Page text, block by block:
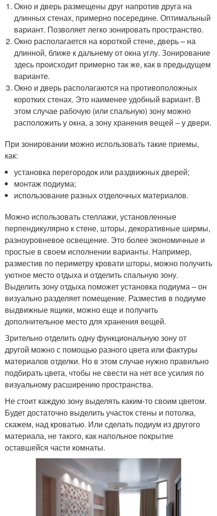
Окно и дверь размещены друг напротив друга на
длинных стенах, примерно посередине. Оптимальный
вариант. Позволяет легко зонировать пространство.
Окно располагается на короткой стене, дверь – на
длинной, ближе к дальнему от окна углу. Зонирование
здесь происходит примерно так же, как в предыдущем
варианте.
Окно и дверь располагаются на противоположных
коротких стенах. Это наименее удобный вариант. В
этом случае рабочую (или спальную) зону можно
расположить у окна, а зону хранения вещей – у двери.
При зонировании можно использовать такие приемы,
как:
установка перегородок или раздвижных дверей;
монтаж подиума;
использование разных отделочных материалов.
Можно использовать стеллажи, установленные
перпендикулярно к стене, шторы, декоративные ширмы,
разноуровневое освещение. Это более экономичные и
простые в своем исполнении варианты. Например,
разместив по периметру кровати шторы, можно получить
уютное место отдыха и отделить спальную зону.
Выделить зону отдыха поможет установка подиума – он
визуально разделяет помещение. Разместив в подиуме
выдвижные ящики, можно еще и получить
дополнительное место для хранения вещей.
Зрительно отделить одну функциональную зону от
другой можно с помощью разного цвета или фактуры
материалов отделки. Но в этом случае нужно правильно
подбирать цвета, чтобы не свести на нет все усилия по
визуальному расширению пространства.
Не стоит каждую зону выделять каким-то своим цветом.
Будет достаточно выделить участок стены и потолка,
скажем, над кроватью. Или сделать подиум из другого
материала, не такого, как напольное покрытие
оставшейся части комнаты.